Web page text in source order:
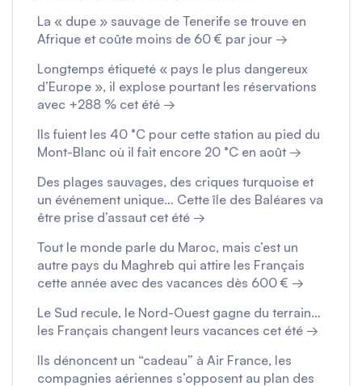
La « dupe » sauvage de Tenerife se trouve en
Afrique et coûte moins de 60 € par jour →
Longtemps étiqueté « pays le plus dangereux
d’Europe », il explose pourtant les réservations
avec +288 % cet été →
Ils fuient les 40 °C pour cette station au pied du
Mont-Blanc où il fait encore 20 °C en août →
Des plages sauvages, des criques turquoise et
un événement unique… Cette île des Baléares va
être prise d’assaut cet été →
Tout le monde parle du Maroc, mais c’est un
autre pays du Maghreb qui attire les Français
cette année avec des vacances dès 600 € →
Le Sud recule, le Nord-Ouest gagne du terrain…
les Français changent leurs vacances cet été →
Ils dénoncent un “cadeau” à Air France, les
compagnies aériennes s’opposent au plan des